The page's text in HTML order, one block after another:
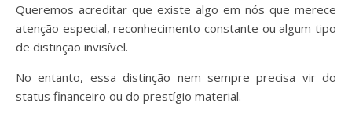
Queremos acreditar que existe algo em nós que merece
atenção especial, reconhecimento constante ou algum tipo
de distinção invisível.
No entanto, essa distinção nem sempre precisa vir do
status financeiro ou do prestígio material.